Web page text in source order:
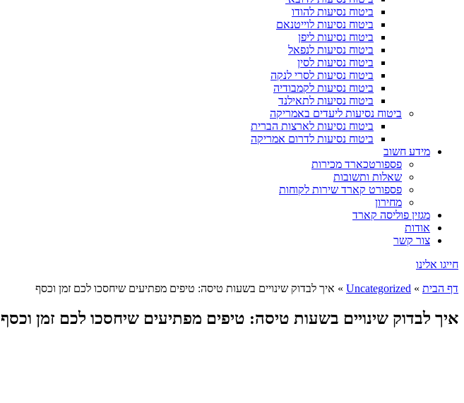
ביטוח נסיעות להודו
ביטוח נסיעות לוייטנאם
ביטוח נסיעות ליפן
ביטוח נסיעות לנפאל
ביטוח נסיעות לסין
ביטוח נסיעות לסרי לנקה
ביטוח נסיעות לקמבודיה
ביטוח נסיעות לתאילנד
ביטוח נסיעות ליעדים באמריקה
ביטוח נסיעות לארצות הברית
ביטוח נסיעות לדרום אמריקה
מידע חשוב
פספורטכארד מכירות
שאלות ותשובות
פספורט קארד שירות לקוחות
מחירון
מגזין פוליסה קארד
אודות
צור קשר
חייגו אלינו
דף הבית »
Uncategorized
» איך לבדוק שינויים בשעות טיסה: טיפים מפתיעים שיחסכו לכם זמן וכסף
איך לבדוק שינויים בשעות טיסה: טיפים מפתיעים שיחסכו לכם זמן וכסף